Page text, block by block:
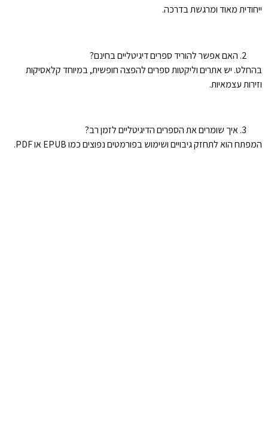
ייחודית מאוד ומרגשת בדרכה.
האם אפשר להוריד ספרים דיגיטליים בחינם?
בהחלט. יש אתרים וליקטות ספרים להפצה חופשית, במיוחד קלאסיקות
וזירות עצמאיות.
איך שומרים את הספרים הדיגיטליים לזמן רב?
המפתח הוא לתחזק גיבויים ושימוש בפורמטים נפוצים כמו EPUB או PDF.